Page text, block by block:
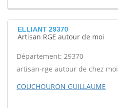
ELLIANT 29370
Artisan RGE autour de moi
Département: 29370
artisan-rge autour de chez moi
COUCHOURON GUILLAUME